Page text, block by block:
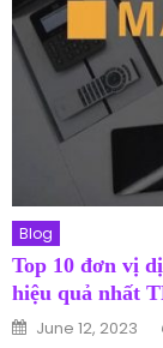
Blog
Top 10 đơn vị
hiệu quả nhất
Posted on
June 12, 2023